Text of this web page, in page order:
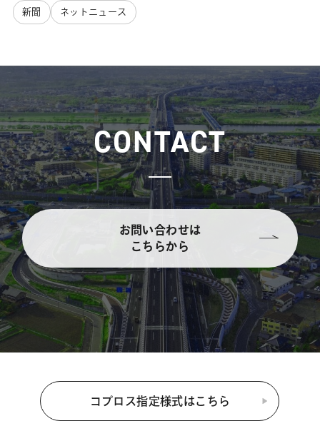
新聞 ネットニュース
CONTACT
お問い合わせは
こちらから
コプロス指定様式はこちら